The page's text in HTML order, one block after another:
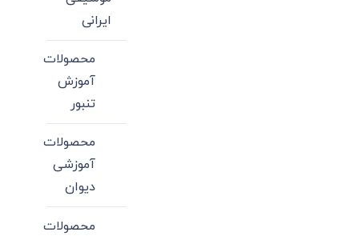
ایرانی
محصولات
آموزش
تنبور
محصولات
آموزشی
دیوان
محصولات